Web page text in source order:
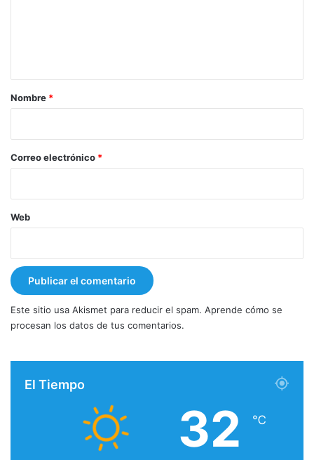
r
*
Nombre *
Correo electrónico *
Web
Este sitio usa Akismet para reducir el spam. Aprende cómo se
procesan los datos de tus comentarios.
El Tiempo
32 ℃